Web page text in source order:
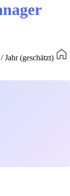
Jahr (geschätzt)